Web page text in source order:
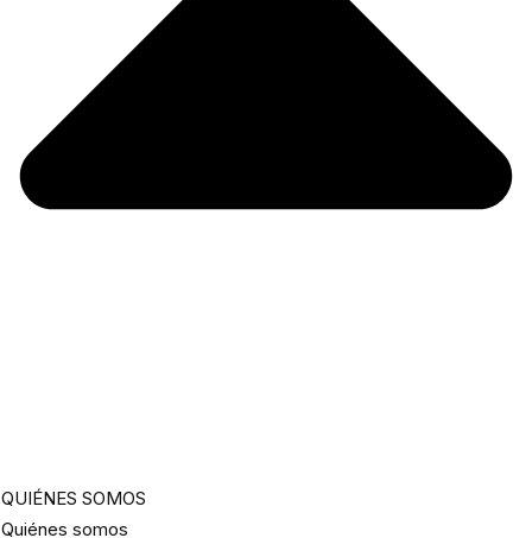
QUIÉNES SOMOS
Quiénes somos